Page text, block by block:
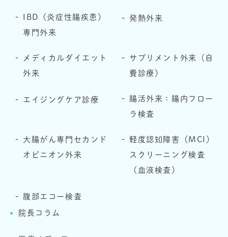
IBD（炎症性腸疾患）
専門外来
発熱外来
メディカルダイエット
外来
サプリメント外来（自
費診療）
エイジングケア診療
腸活外来：腸内フロー
ラ検査
大腸がん専門セカンド
オピニオン外来
軽度認知障害（MCI）
スクリーニング検査
（血液検査）
腹部エコー検査
院長コラム